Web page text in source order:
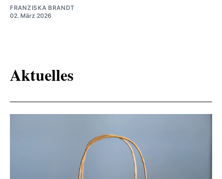
FRANZISKA BRANDT
02. März 2026
Aktuelles